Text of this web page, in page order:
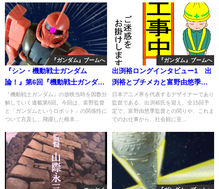
『ガンダム』ブームへ
『シン・機動戦士ガンダム
論！』第6回『機動戦士ガンダ
ム』オンエア開始（後）
『機動戦士ガンダム』の放映当時を因数分
解していく連載第6回。今回は、富野監督
と「ガンダムというロボット」の関係性に
ついて言及し、飛躍した根本...
『ガンダム』ブームへ
出渕裕ロングインタビュー1 出
渕裕とブチメカと富野由悠季と
（一時工事中）
日本アニメ界を代表するデザイナーであり
監督である、出渕裕氏を迎え、全15回予
定で、富野由悠季監督との関りや、これま
でのお仕事から、社会観に至...